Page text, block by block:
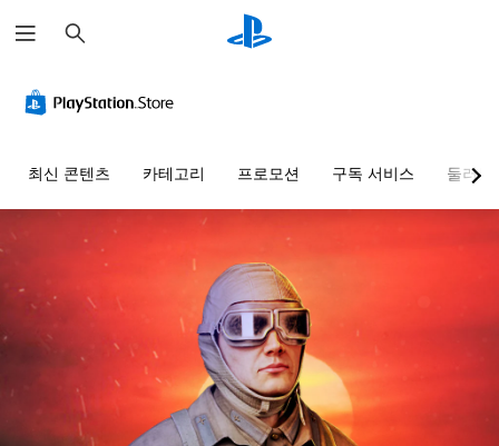
색
최신 콘텐츠 카테고리 프로모션 구독 서비스 둘러보